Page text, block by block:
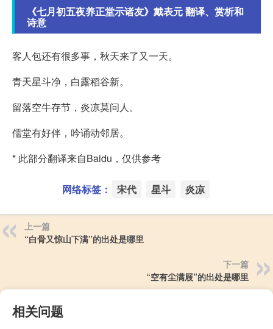
《七月初五夜养正堂示诸友》戴表元 翻译、赏析和
诗意
客人包还有很多事，秋天来了又一天。
青天星斗净，白露稻谷新。
留落空牛存节，炎凉莫问人。
儒堂有好伴，吟诵动邻居。
* 此部分翻译来自Baidu，仅供参考
网络标签： 宋代 星斗 炎凉
上一篇
“白骨又惊山下满”的出处是哪里
下一篇
“空有尘满屐”的出处是哪里
相关问题